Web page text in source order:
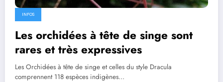
INFOS
Les orchidées à tête de singe sont
rares et très expressives
Les Orchidées à tête de singe et celles du style Dracula
comprennent 118 espèces indigènes…